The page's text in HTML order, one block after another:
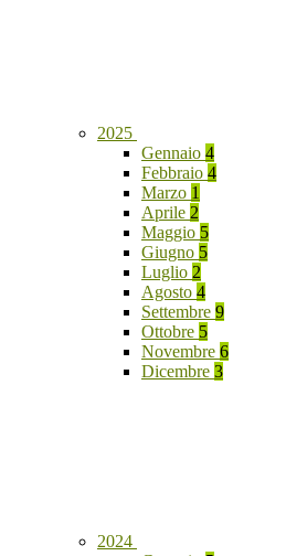
2025
Gennaio 4
Febbraio 4
Marzo 1
Aprile 2
Maggio 5
Giugno 5
Luglio 2
Agosto 4
Settembre 9
Ottobre 5
Novembre 6
Dicembre 3
2024